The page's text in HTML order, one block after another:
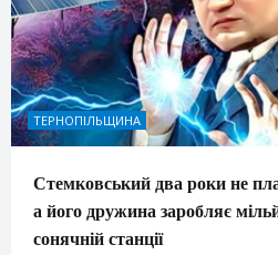
ТЕРНОПІЛЬЩИНА
Стемковський два роки не
а його дружина заробляє
сонячній станції